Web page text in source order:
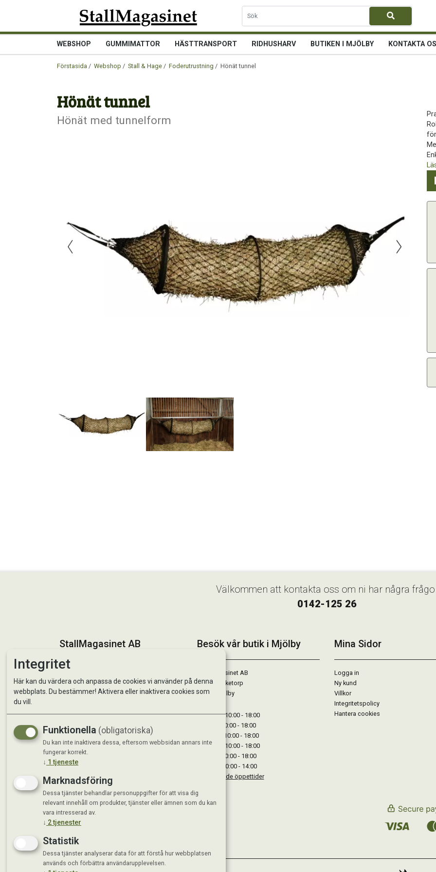
WEBSHOP GUMMIMATTOR HÄSTTRANSPORT RIDHUSHARV BUTIKEN I MJÖLBY KONTAKTA
Förstasida / Webshop / Stall & Hage / Foderutrustning / Hönät tunnel
Hönät tunnel
Hönät med tunnelform
Välkommen att kontakta oss om ni har några
0142-125 26
StallMagasinet AB
Om oss
Besök vår butik i Mjölby
StallMagasinet AB
Västra Lärketorp
59595 Mjölby
Måndag : 10:00 - 18:00
Tisdag : 10:00 - 18:00
Onsdag : 10:00 - 18:00
Torsdag : 10:00 - 18:00
Fredag : 10:00 - 18:00
Lördag : 10:00 - 14:00
Se avvikande öppettider
Mina Sidor
Logga in
Ny kund
Villkor
Integritetspolicy
Hantera cookies
Integritet
Här kan du värdera och anpassa de cookies vi använder på denna
webbplats. Du bestämmer! Aktivera eller inaktivera cookies som
du vill.
Funktionella (obligatoriska)
Du kan inte inaktivera dessa, eftersom webbsidan annars inte
fungerar korrekt.
↓ 1 tjeneste
Marknadsföring
Dessa tjänster behandlar personuppgifter för att visa dig
relevant innehåll om produkter, tjänster eller ämnen som du kan
vara intresserad av.
↓ 2tjenester
Statistik
Dessa tjänster analyserar data för att förstå hur webbplatsen
används och förbättra användarupplevelsen.